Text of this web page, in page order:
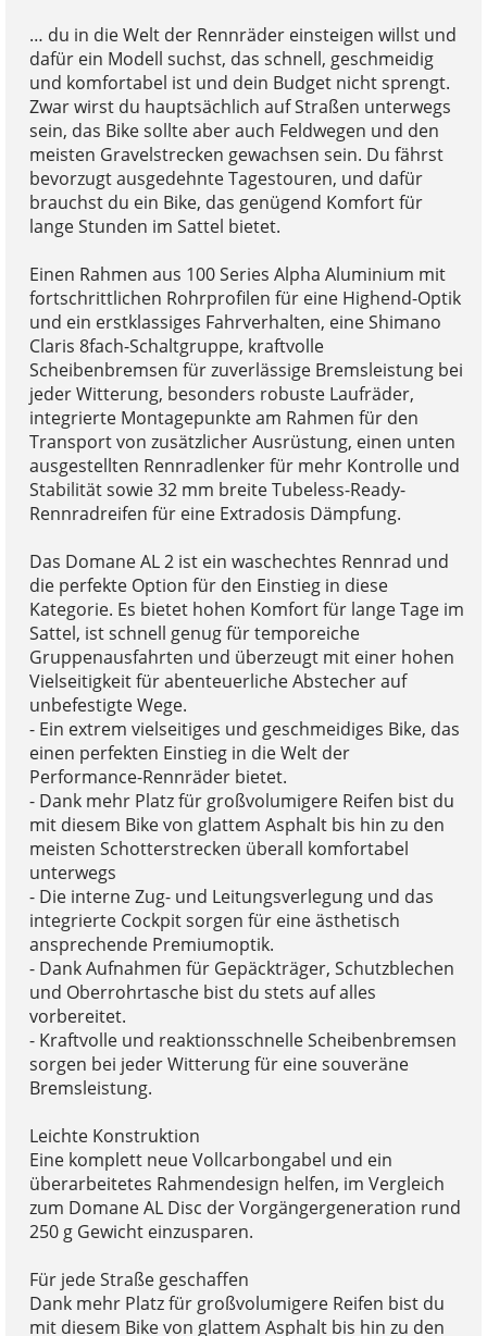
… du in die Welt der Rennräder einsteigen willst und
dafür ein Modell suchst, das schnell, geschmeidig
und komfortabel ist und dein Budget nicht sprengt.
Zwar wirst du hauptsächlich auf Straßen unterwegs
sein, das Bike sollte aber auch Feldwegen und den
meisten Gravelstrecken gewachsen sein. Du fährst
bevorzugt ausgedehnte Tagestouren, und dafür
brauchst du ein Bike, das genügend Komfort für
lange Stunden im Sattel bietet.
Einen Rahmen aus 100 Series Alpha Aluminium mit
fortschrittlichen Rohrprofilen für eine Highend-Optik
und ein erstklassiges Fahrverhalten, eine Shimano
Claris 8fach-Schaltgruppe, kraftvolle
Scheibenbremsen für zuverlässige Bremsleistung bei
jeder Witterung, besonders robuste Laufräder,
integrierte Montagepunkte am Rahmen für den
Transport von zusätzlicher Ausrüstung, einen unten
ausgestellten Rennradlenker für mehr Kontrolle und
Stabilität sowie 32 mm breite Tubeless-Ready-
Rennradreifen für eine Extradosis Dämpfung.
Das Domane AL 2 ist ein waschechtes Rennrad und
die perfekte Option für den Einstieg in diese
Kategorie. Es bietet hohen Komfort für lange Tage im
Sattel, ist schnell genug für temporeiche
Gruppenausfahrten und überzeugt mit einer hohen
Vielseitigkeit für abenteuerliche Abstecher auf
unbefestigte Wege.
- Ein extrem vielseitiges und geschmeidiges Bike, das
einen perfekten Einstieg in die Welt der
Performance-Rennräder bietet.
- Dank mehr Platz für großvolumigere Reifen bist du
mit diesem Bike von glattem Asphalt bis hin zu den
meisten Schotterstrecken überall komfortabel
unterwegs
- Die interne Zug- und Leitungsverlegung und das
integrierte Cockpit sorgen für eine ästhetisch
ansprechende Premiumoptik.
- Dank Aufnahmen für Gepäckträger, Schutzblechen
und Oberrohrtasche bist du stets auf alles
vorbereitet.
- Kraftvolle und reaktionsschnelle Scheibenbremsen
sorgen bei jeder Witterung für eine souveräne
Bremsleistung.
Leichte Konstruktion
Eine komplett neue Vollcarbongabel und ein
überarbeitetes Rahmendesign helfen, im Vergleich
zum Domane AL Disc der Vorgängergeneration rund
250 g Gewicht einzusparen.
Für jede Straße geschaffen
Dank mehr Platz für großvolumigere Reifen bist du
mit diesem Bike von glattem Asphalt bis hin zu den